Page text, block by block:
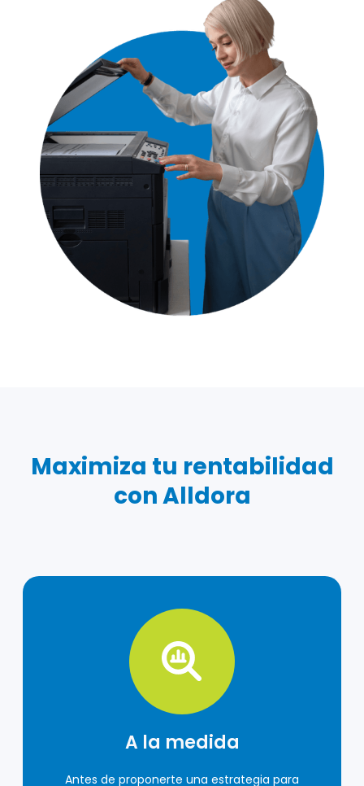
Maximiza tu rentabilidad
con Alldora
A la medida
Antes de proponerte una estrategia para